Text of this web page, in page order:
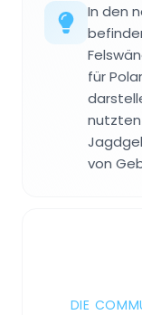
In den
für
nutzten
von
DIE